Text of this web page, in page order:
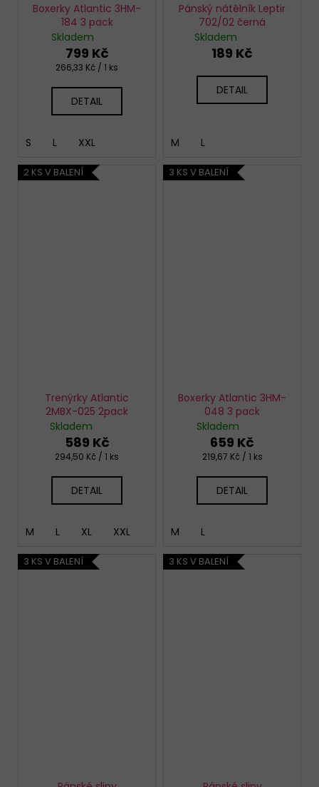
Boxerky Atlantic 3HM-
184 3 pack
Skladem
799 Kč
Měrná
266,33 Kč / 1 ks
DETAIL
S L XXL
Pánský nátělník Leptir
702/02 černá
Skladem
189 Kč
DETAIL
M L
2 KS V BALENÍ
Trenýrky Atlantic
2MBX-025 2pack
Skladem
589 Kč
Měrná
294,50 Kč / 1 ks
DETAIL
M L XL XXL
3 KS V BALENÍ
Boxerky Atlantic 3HM-
048 3 pack
Skladem
659 Kč
Měrná
219,67 Kč / 1 ks
DETAIL
M L
3 KS V BALENÍ 3 KS V BALENÍ